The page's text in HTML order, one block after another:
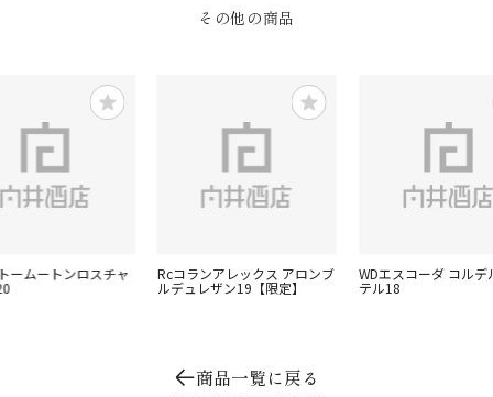
その他の商品
ームートンロスチャ Rcコランアレックス アロンブ
ルデュレザン19【限定】
WDエスコーダ コルデ
テル18
商品一覧に戻る